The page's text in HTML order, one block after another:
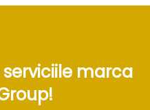
marca